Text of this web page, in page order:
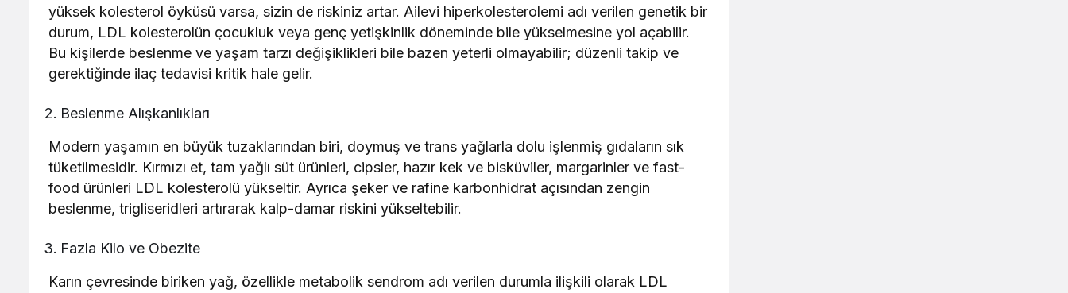
yüksek kolesterol öyküsü varsa, sizin de riskiniz artar. Ailevi hiperkolesterolemi adı verilen genetik bir
durum, LDL kolesterolün çocukluk veya genç yetişkinlik döneminde bile yükselmesine yol açabilir.
Bu kişilerde beslenme ve yaşam tarzı değişiklikleri bile bazen yeterli olmayabilir; düzenli takip ve
gerektiğinde ilaç tedavisi kritik hale gelir.
Beslenme Alışkanlıkları
Modern yaşamın en büyük tuzaklarından biri, doymuş ve trans yağlarla dolu işlenmiş gıdaların sık
tüketilmesidir. Kırmızı et, tam yağlı süt ürünleri, cipsler, hazır kek ve bisküviler, margarinler ve fast-
food ürünleri LDL kolesterolü yükseltir. Ayrıca şeker ve rafine karbonhidrat açısından zengin
beslenme, trigliseridleri artırarak kalp-damar riskini yükseltebilir.
Fazla Kilo ve Obezite
Karın çevresinde biriken yağ, özellikle metabolik sendrom adı verilen durumla ilişkili olarak LDL